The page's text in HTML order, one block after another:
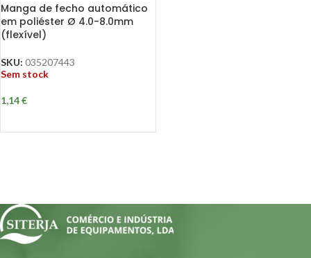
Manga de fecho automático
em poliéster Ø 4.0-8.0mm
(flexível)
SKU: 035207443
Sem stock
1,14€